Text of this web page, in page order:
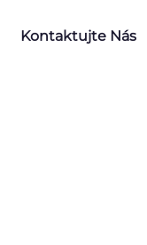
Kontaktujte Nás